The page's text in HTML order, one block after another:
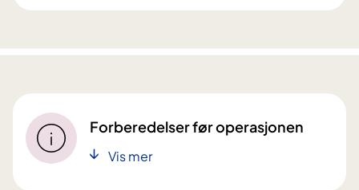
Forberedelser før operasjonen
Vis mer